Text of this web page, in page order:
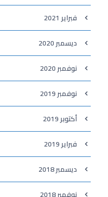
فبراير 2021
ديسمبر 2020
نوفمبر 2020
نوفمبر 2019
أكتوبر 2019
فبراير 2019
ديسمبر 2018